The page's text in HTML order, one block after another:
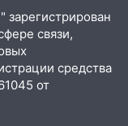
получили
перед
пожар
связи,
средства
от